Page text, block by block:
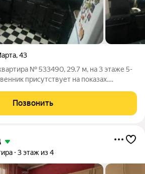
,43
№ 533490, 29.7 м, на 3 этаже 5-
присутствует на показах.
По условиям проживания: можно с
Срок
Позвонить
3 этаж из 4